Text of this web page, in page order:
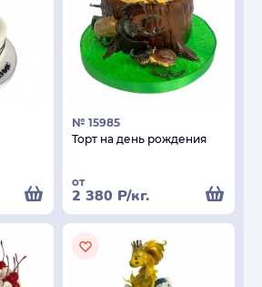
№ 15985
Торт на день рождения
от
2 380 Р/кг.